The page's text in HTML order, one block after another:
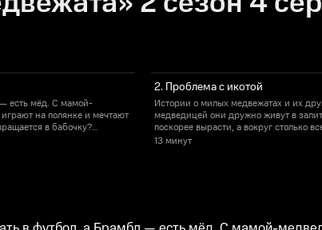
есть мёд. С мамой-
на полянке и мечтают
в бабочку?
подготовить сюрприз
2. Проблема с икотой
Истории о милых медвежатах и их
медведицей они дружно живут в
поскорее вырасти, а вокруг столько
Что делать, если незнакомец
13 минут